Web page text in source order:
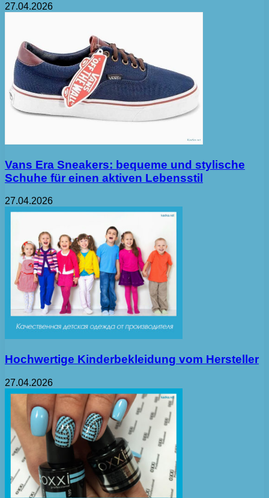
27.04.2026
Vans Era Sneakers: bequeme und stylische
Schuhe für einen aktiven Lebensstil
27.04.2026
Hochwertige Kinderbekleidung vom Hersteller
27.04.2026